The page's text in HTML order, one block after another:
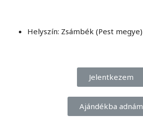
Helyszín: Zsámbék (Pest megye)
Jelentkezem
Ajándékba adnám